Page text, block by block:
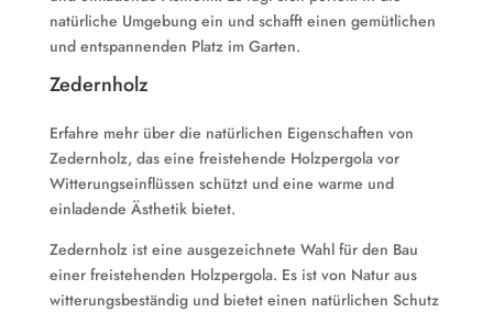
natürliche Umgebung ein und schafft einen gemütlichen
und entspannenden Platz im Garten.
Zedernholz
Erfahre mehr über die natürlichen Eigenschaften von
Zedernholz, das eine freistehende Holzpergola vor
Witterungseinflüssen schützt und eine warme und
einladende Ästhetik bietet.
Zedernholz ist eine ausgezeichnete Wahl für den Bau
einer freistehenden Holzpergola. Es ist von Natur aus
witterungsbeständig und bietet einen natürlichen Schutz